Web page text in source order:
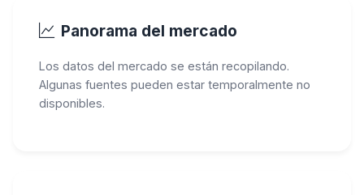
Panorama del mercado
Los datos del mercado se están recopilando.
Algunas fuentes pueden estar temporalmente no
disponibles.